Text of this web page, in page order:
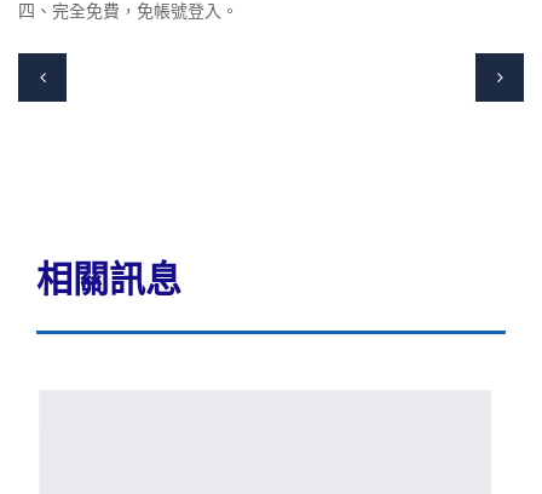
四、完全免費，免帳號登入。
相關訊息